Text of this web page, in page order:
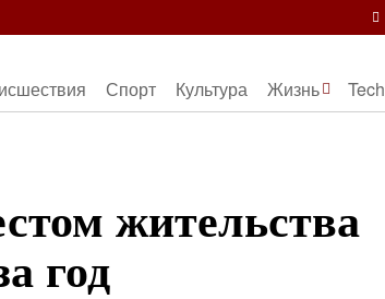
Спорт Культура Жизнь Tech
жительства
год